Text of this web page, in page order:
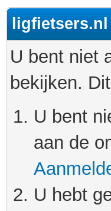
ligfietsers.nl
U bent niet
bekijken.
U bent
aan de
U hebt